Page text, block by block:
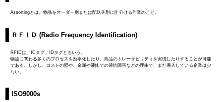
Assortingとは、物品をオーダー別または配送先別に仕分ける作業のこと。
ＲＦＩＤ (Radio Frequency Identification)
RFIDは、ICタグ、IDタグともいう。
物流に関わる多くのプロセスを効率化したり、商品のトレーサビリティを実現したりすることが可能
である。しかし、コストの壁や、金属や液体での通信障害などの理由で、まだ導入している企業は少
ない。
ISO9000s